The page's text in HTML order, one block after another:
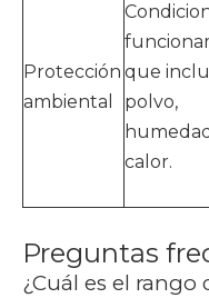
Protección
ambiental
que
polvo,
calor.
Preguntas
¿Cuál es el rango